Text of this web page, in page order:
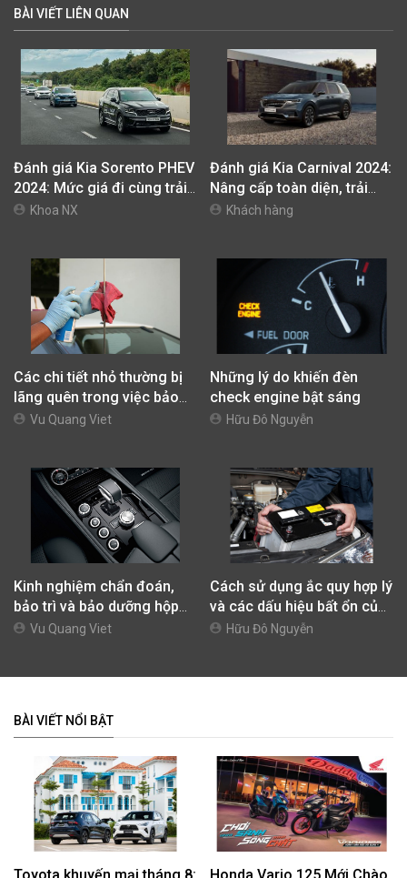
BÀI VIẾT LIÊN QUAN
Đánh giá Kia Sorento PHEV
2024: Mức giá đi cùng trải
nghiệm vận hành khác biệt
Khoa NX
Đánh giá Kia Carnival 2024:
Nâng cấp toàn diện, trải
nghiệm xứng tầm
Khách hàng
Các chi tiết nhỏ thường bị
lãng quên trong việc bảo
dưỡng xe ô tô
Vu Quang Viet
Những lý do khiến đèn
check engine bật sáng
Hữu Đô Nguyễn
Kinh nghiệm chẩn đoán,
bảo trì và bảo dưỡng hộp
số tự động cho xe ô tô
Vu Quang Viet
Cách sử dụng ắc quy hợp lý
và các dấu hiệu bất ổn của
bình ắc quy
Hữu Đô Nguyễn
BÀI VIẾT NỔI BẬT